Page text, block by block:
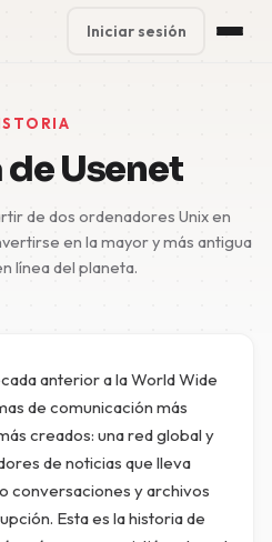
Iniciar sesión
Usenet
de dos ordenadores Unix en
en la mayor y más antigua
línea del planeta.
anterior a la World Wide
de comunicación más
creados: una red global y
de noticias que lleva
conversaciones y archivos
Esta es la historia de